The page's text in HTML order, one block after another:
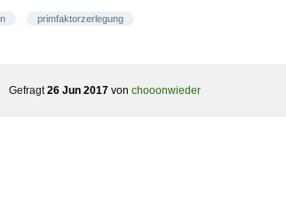
primfaktorzerlegung
Gefragt 26 Jun 2017 von chooonwieder